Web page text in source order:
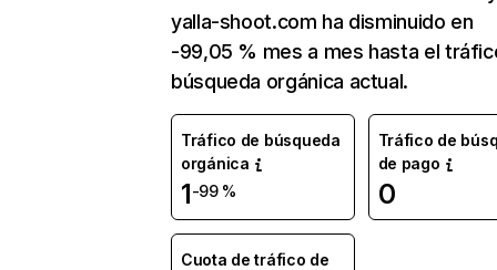
yalla-shoot.com ha disminuido en
-99,05 % mes a mes hasta el
búsqueda orgánica actual.
Tráfico de búsqueda
orgánica
1-99 %
Tráfico de
de pago
0
Cuota de tráfico de